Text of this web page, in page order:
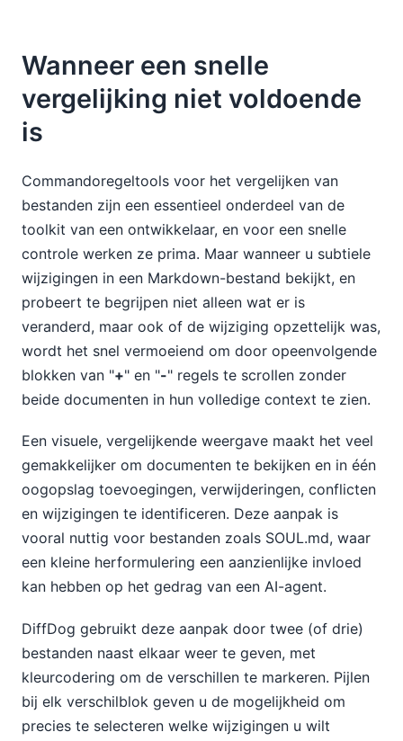
Wanneer een snelle
vergelijking niet voldoende
is
Commandoregeltools voor het vergelijken van
bestanden zijn een essentieel onderdeel van de
toolkit van een ontwikkelaar, en voor een snelle
controle werken ze prima. Maar wanneer u subtiele
wijzigingen in een Markdown-bestand bekijkt, en
probeert te begrijpen niet alleen wat er is
veranderd, maar ook of de wijziging opzettelijk was,
wordt het snel vermoeiend om door opeenvolgende
blokken van "+" en "-" regels te scrollen zonder
beide documenten in hun volledige context te zien.
Een visuele, vergelijkende weergave maakt het veel
gemakkelijker om documenten te bekijken en in één
oogopslag toevoegingen, verwijderingen, conflicten
en wijzigingen te identificeren. Deze aanpak is
vooral nuttig voor bestanden zoals SOUL.md, waar
een kleine herformulering een aanzienlijke invloed
kan hebben op het gedrag van een AI-agent.
DiffDog gebruikt deze aanpak door twee (of drie)
bestanden naast elkaar weer te geven, met
kleurcodering om de verschillen te markeren. Pijlen
bij elk verschilblok geven u de mogelijkheid om
precies te selecteren welke wijzigingen u wilt